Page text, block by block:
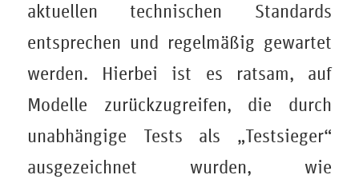
aktuellen technischen Standards
entsprechen und regelmäßig gewartet
werden. Hierbei ist es ratsam, auf
Modelle zurückzugreifen, die durch
unabhängige Tests als „Testsieger“
ausgezeichnet wurden, wie